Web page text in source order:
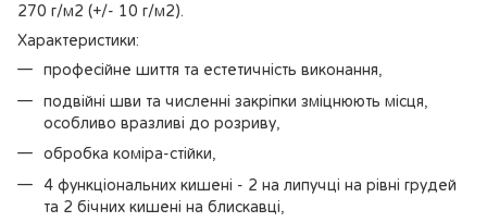
270 г/м2 (+/- 10 г/м2).
Характеристики:
професійне шиття та естетичність виконання,
подвійні шви та численні закріпки зміцнюють місця,
особливо вразливі до розриву,
обробка коміра-стійки,
4 функціональних кишені - 2 на липучці на рівні грудей
та 2 бічних кишені на блискавці,